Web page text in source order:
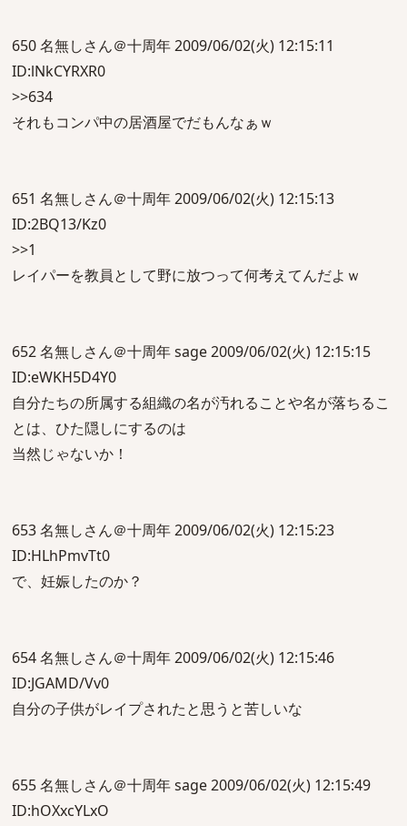
650 名無しさん＠十周年 2009/06/02(火) 12:15:11
ID:lNkCYRXR0
>>634
それもコンパ中の居酒屋でだもんなぁｗ
651 名無しさん＠十周年 2009/06/02(火) 12:15:13
ID:2BQ13/Kz0
>>1
レイパーを教員として野に放つって何考えてんだよｗ
652 名無しさん＠十周年 sage 2009/06/02(火) 12:15:15
ID:eWKH5D4Y0
自分たちの所属する組織の名が汚れることや名が落ちるこ
とは、ひた隠しにするのは
当然じゃないか！
653 名無しさん＠十周年 2009/06/02(火) 12:15:23
ID:HLhPmvTt0
で、妊娠したのか？
654 名無しさん＠十周年 2009/06/02(火) 12:15:46
ID:JGAMD/Vv0
自分の子供がレイプされたと思うと苦しいな
655 名無しさん＠十周年 sage 2009/06/02(火) 12:15:49
ID:hOXxcYLxO